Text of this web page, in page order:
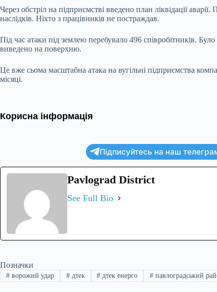
Через обстріл на підприємстві введено план ліквідації аварії.
наслідків. Ніхто з працівників не постраждав.
Під час атаки під землею перебувало 496 співробітників.
виведено на поверхню.
Це вже сьома масштабна атака на вугільні підприємства
місяці.
Корисна інформація
Підписуйтесь на наш
Pavlograd District
See Full Bio
Позначки
#ворожий удар #дтек # дтек енерго # павлоградський